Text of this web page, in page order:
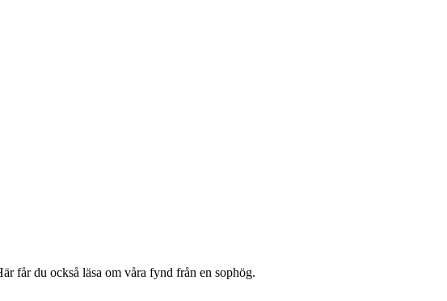
får du också läsa om våra fynd från en sophög.